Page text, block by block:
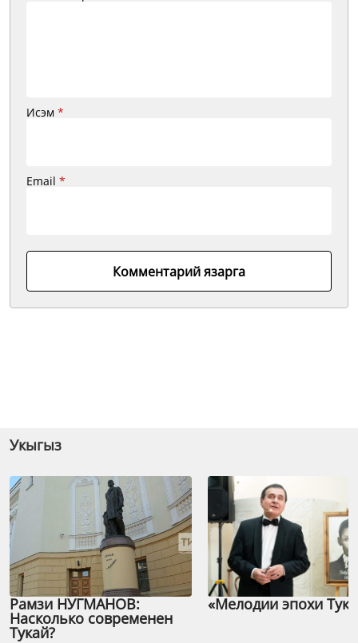
Исэм *
Email *
Комментарий язарга
Укыгыз
Рамзи НУГМАНОВ:
Насколько современен
Тукай?
«Мелодии эпохи